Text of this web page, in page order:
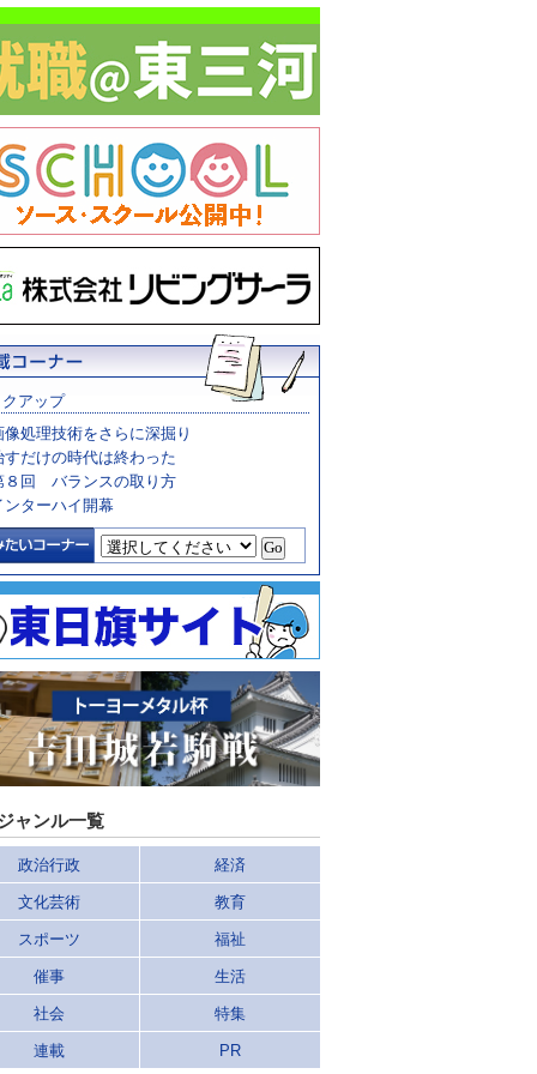
アップ
像処理技術をさらに深掘り
すだけの時代は終わった
８回 バランスの取り方
ンターハイ開幕
ャンル一覧
政治行政 経済
文化芸術 教育
スポーツ 福祉
催事 生活
社会 特集
連載 PR